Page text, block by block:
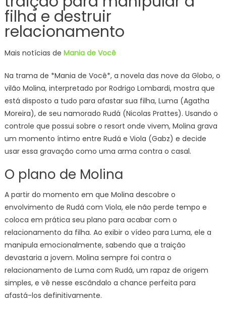
filha e destruir
relacionamento
Mais notícias de Mania de Você
Na trama de *Mania de Você*, a novela das nove da Globo, o
vilão Molina, interpretado por Rodrigo Lombardi, mostra que
está disposto a tudo para afastar sua filha, Luma (Agatha
Moreira), de seu namorado Rudá (Nicolas Prattes). Usando o
controle que possui sobre o resort onde vivem, Molina grava
um momento íntimo entre Rudá e Viola (Gabz) e decide
usar essa gravação como uma arma contra o casal.
O plano de Molina
A partir do momento em que Molina descobre o
envolvimento de Rudá com Viola, ele não perde tempo e
coloca em prática seu plano para acabar com o
relacionamento da filha. Ao exibir o vídeo para Luma, ele a
manipula emocionalmente, sabendo que a traição
devastaria a jovem. Molina sempre foi contra o
relacionamento de Luma com Rudá, um rapaz de origem
simples, e vê nesse escândalo a chance perfeita para
afastá-los definitivamente.